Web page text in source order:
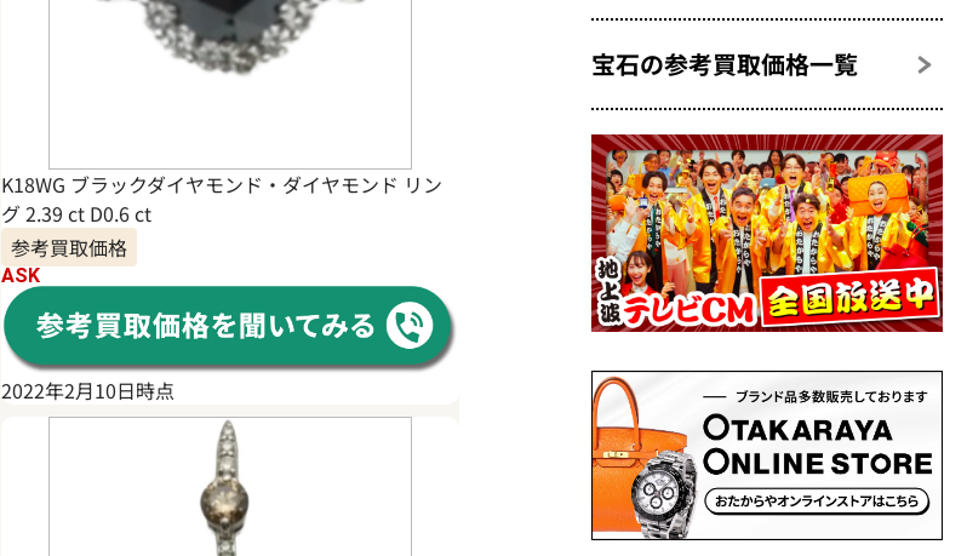
K18WG ブラックダイヤモンド・ダイヤモンド リン
グ 2.39 ct D0.6 ct
参考買取価格
ASK
2022年2月10日時点
宝石の参考買取価格一覧